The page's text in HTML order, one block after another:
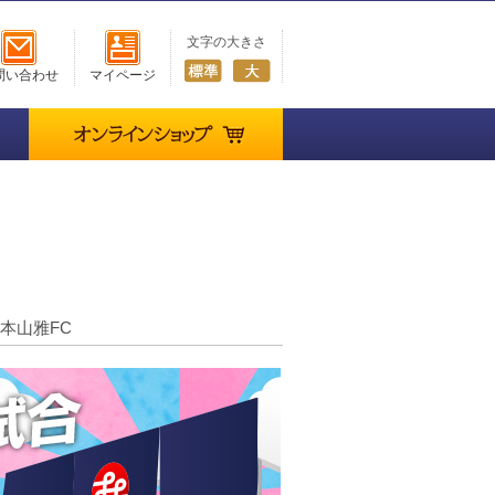
文字の大きさ
い合わせ マイページ
オンラインショップ
山雅FC